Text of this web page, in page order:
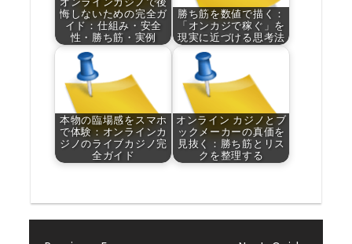
悔しないための完全ガ
イド：仕組み・安全
性・勝ち筋・実例
勝ち筋を数値で描く：
「オンカジで稼ぐ」を
現実に近づける思考法
本物の臨場感をスマホ
で体験：オンラインカ
ジノのライブカジノ完
全ガイド
オンライン カジノとブ
ックメーカーの真価を
見抜く：勝ち筋とリス
クを整理する